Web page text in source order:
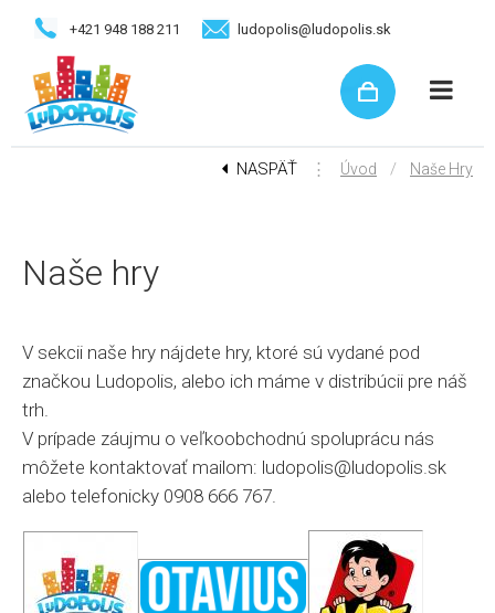
+421 948 188 211 ludopolis@ludopolis.sk
NASPÄŤ ⋮ Úvod / Naše Hry
Naše hry
V sekcii naše hry nájdete hry, ktoré sú vydané pod
značkou Ludopolis, alebo ich máme v distribúcii pre náš
trh.
V prípade záujmu o veľkoobchodnú spoluprácu nás
môžete kontaktovať mailom: ludopolis@ludopolis.sk
alebo telefonicky 0908 666 767.